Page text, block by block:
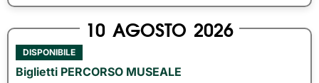
10 AGOSTO 2026
DISPONIBILE
Biglietti PERCORSO MUSEALE